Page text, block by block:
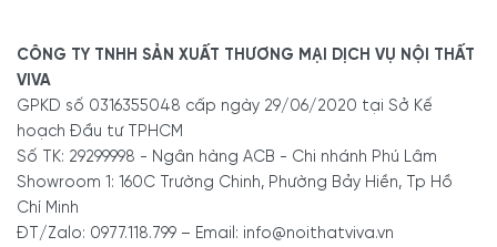
CÔNG TY TNHH SẢN XUẤT THƯƠNG MẠI DỊCH VỤ NỘI THẤT
VIVA
GPKD số 0316355048 cấp ngày 29/06/2020 tại Sở Kế
hoạch Đầu tư TPHCM
Số TK: 29299998 - Ngân hàng ACB - Chi nhánh Phú Lâm
Showroom 1: 160C Trường Chinh, Phường Bảy Hiền, Tp Hồ
Chí Minh
ĐT/Zalo: 0977.118.799 – Email: info@noithatviva.vn